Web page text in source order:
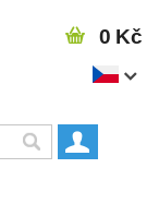
0 Kč